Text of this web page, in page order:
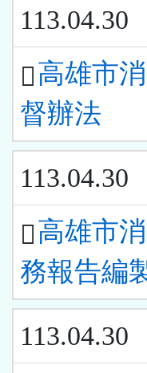
113.04.30
高雄市
督辦法
113.04.30
高雄市
務報告編
113.04.30